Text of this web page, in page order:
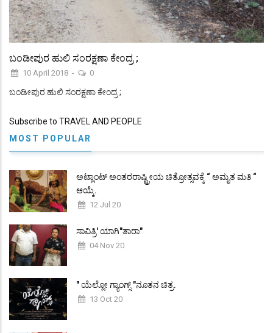
ಬಂಡೀಪುರ ಹುಲಿ ಸಂರಕ್ಷಣಾ ಕೇಂದ್ರ ;
10 April 2018 - 0
ಬಂಡೀಪುರ ಹುಲಿ ಸಂರಕ್ಷಣಾ ಕೇಂದ್ರ ;
Subscribe to TRAVEL AND PEOPLE
MOST POPULAR
ಅಟ್ಲಾಂಟ್ ಅಂತರರಾಷ್ಟ್ರೀಯ ಚಿತ್ರೋತ್ಸವಕ್ಕೆ “ ಅಮೃತ ಮತಿ “
ಆಯ್ಕೆ.
12 Jul 20
ಸಾವಿತ್ರಿ' ಯಾಗಿ"ತಾರಾ"
04 Nov 20
" ಯೆಲ್ಲೋ ಗ್ಯಾಂಗ್ಸ್ "ನೂತನ ಚಿತ್ರ.
13 Oct 20